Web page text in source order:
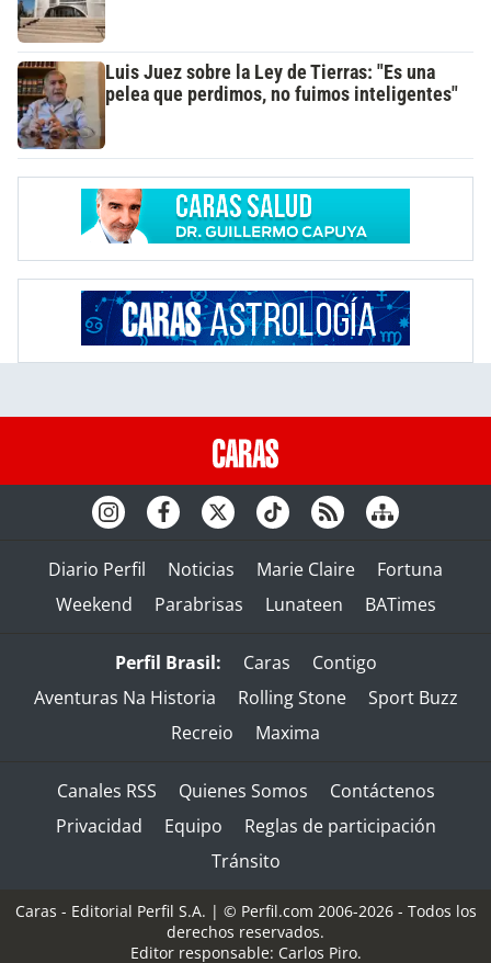
Luis Juez sobre la Ley de Tierras: "Es una
pelea que perdimos, no fuimos inteligentes"
Diario Perfil Noticias Marie Claire
Fortuna
Weekend
Parabrisas Lunateen BATimes
Perfil Brasil: Caras
Contigo
Aventuras Na Historia
Rolling Stone
Sport Buzz
Recreio
Maxima
Canales RSS Quienes Somos
Contáctenos
Privacidad
Equipo
Reglas de participación
Tránsito
Caras - Editorial Perfil S.A. | © Perfil.com 2006-2026 - Todos los
derechos reservados.
Editor responsable: Carlos Piro.